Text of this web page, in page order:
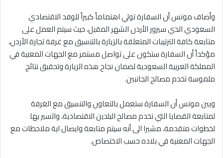
وأضاف مونس أن السفارة تولي اهتماماً كبيراً للوفد الاقتصادي
السعودي الذي سيزور الأردن الشهر المقبل، حيث سيتم العمل على
متابعة كافة الترتيبات المتعلقة بالزيارة بالتنسيق مع غرفة تجارة الأردن،
مؤكداً أن السفارة ستكون على تواصل مستمر مع الجهات المعنية في
المملكة العربية السعودية لضمان نجاح هذه الزيارة وتحقيق نتائج
ملموسة تخدم مصالح الجانبين.
وبين مونس أن السفارة ستعمل بالتعاون والتنسيق مع الغرفة
لمتابعة القضايا التي تخدم مصالح البلدين الاقتصادية، والسير بها
لخطوات متقدمة، مشيرا الى أنه سيتم متابعة وايصال اية ملاحظات مع
الجهات المعنية في بلاده حسب الاختصاص.